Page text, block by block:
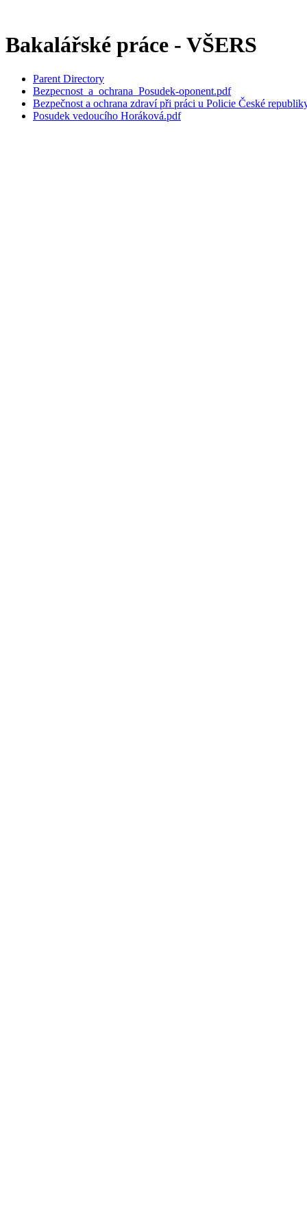
Bakalářské práce - VŠERS
Parent Directory
Bezpecnost_a_ochrana_Posudek-oponent.pdf
Bezpečnost a ochrana zdraví při práci u Policie České
Posudek vedoucího Horáková.pdf